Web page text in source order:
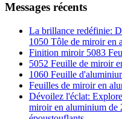
Messages récents
La brillance redéfinie:
1050 Tôle de miroir en
Finition miroir 5083
5052 Feuille de miroir
1060 Feuille
Feuilles de miroir en
Dévoilez l'éclat:
miroir en aluminium de